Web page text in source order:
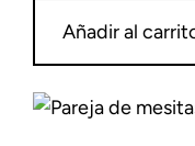
Añadir al